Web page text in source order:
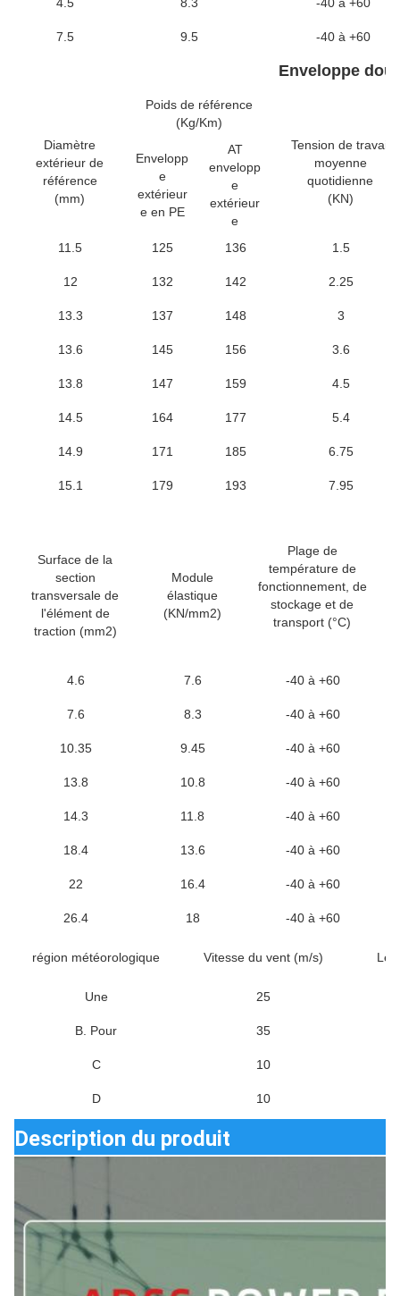
7.5 9.5 -40 à +60
Enveloppe
Diamètre
extérieur de
référence
(mm)
Poids de référence
(Kg/Km)
Tension de travail
moyenne
quotidienne
(KN)
Envelopp
e
extérieur
e en PE
AT
envelopp
e
extérieur
e
11.5
125 136 1.5
12 132 142 2.25
13.3 137 148 3
13.6 145 156 3.6
13.8 147 159 4.5
14.5 164 177 5.4
14.9 171 185 6.75
15.1 179 193 7.95
Surface de la
section
transversale de
l'élément de
traction (mm2)
Module
élastique
(KN/mm2)
Plage de
température de
fonctionnement, de
stockage et de
transport (°C)
4.6 7.6 -40 à +60
7.6 8.3 -40 à +60
10.35 9.45 -40 à +60
13.8 10.8 -40 à +60
14.3 11.8 -40 à +60
18.4 13.6 -40 à +60
22 16.4 -40 à +60
26.4 18 -40 à +60
région météorologique Vitesse du vent (m/s) Le
Une 25
B. Pour 35
C 10
D 10
Description du produit